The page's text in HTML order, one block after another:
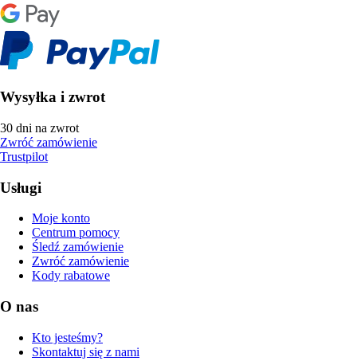
Wysyłka i zwrot
30 dni na zwrot
Zwróć zamówienie
Trustpilot
Usługi
Moje konto
Centrum pomocy
Śledź zamówienie
Zwróć zamówienie
Kody rabatowe
O nas
Kto jesteśmy?
Skontaktuj się z nami